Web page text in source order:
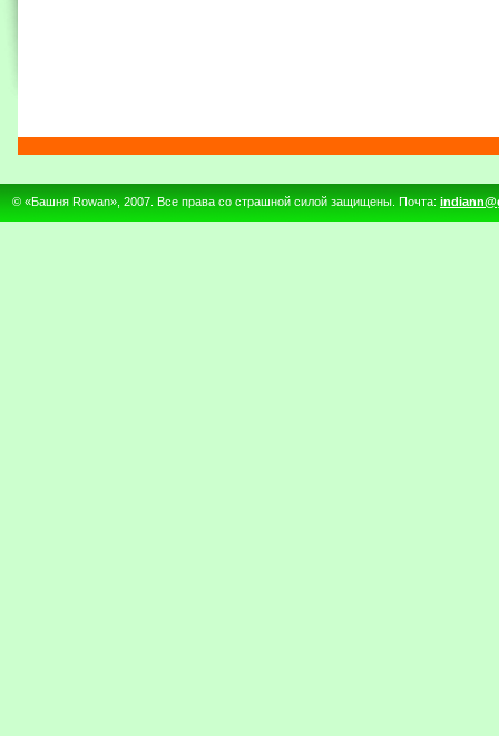
© «Башня Rowan», 2007. Все права со страшной силой защищены. Почта: